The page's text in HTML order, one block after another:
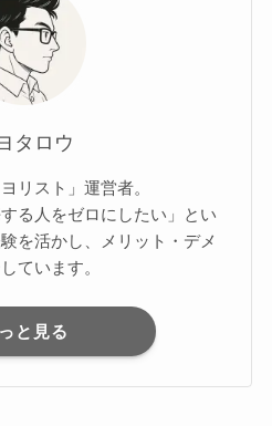
タロウ
リスト」運営者。
る人をゼロにしたい」とい
を活かし、メリット・デメ
ています。
と見る